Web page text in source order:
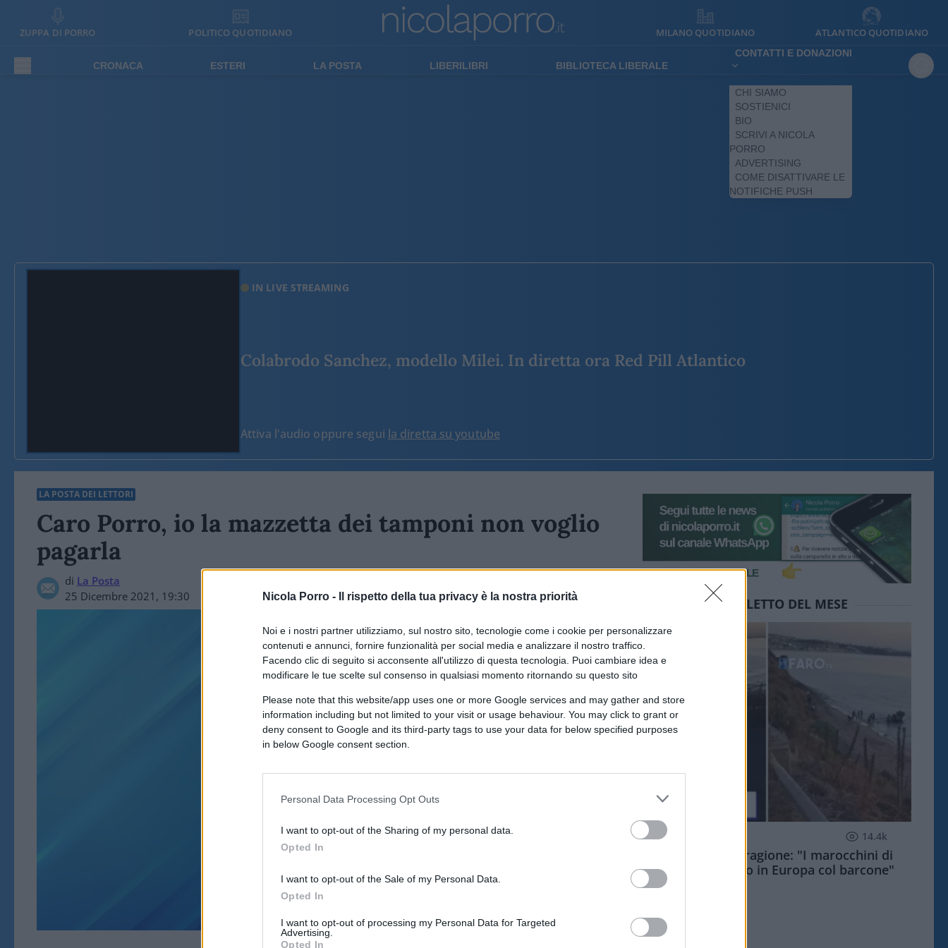
Nicola Porro - Il rispetto della tua privacy è la nostra priorità
Noi e i nostri partner utilizziamo, sul nostro sito, tecnologie come i cookie per personalizzare
contenuti e annunci, fornire funzionalità per social media e analizzare il nostro traffico.
Facendo clic di seguito si acconsente all'utilizzo di questa tecnologia. Puoi cambiare idea e
modificare le tue scelte sul consenso in qualsiasi momento ritornando su questo sito
Please note that this website/app uses one or more Google services and may gather and store
information including but not limited to your visit or usage behaviour. You may click to grant or
deny consent to Google and its third-party tags to use your data for below specified purposes
in below Google consent section.
Personal Data Processing Opt Outs
I want to opt-out of the Sharing of my personal data.
Opted In
I want to opt-out of the Sale of my Personal Data.
Opted In
I want to opt-out of processing my Personal Data for Targeted
Advertising.
Opted In
ZUPPA DI PORRO POLITICO QUOTIDIANO MILANO QUOTIDIANO ATLANTICO QUOTIDIANO
CRONACA ESTERI LA POSTA LIBERILIBRI BIBLIOTECA LIBERALE
CONTATTI E DONAZIONI
CHI SIAMO
SOSTIENICI
BIO
SCRIVI A NICOLA
PORRO
ADVERTISING
COME DISATTIVARE LE
NOTIFICHE PUSH
IN LIVE STREAMING
Colabrodo Sanchez, modello Milei. In diretta ora Red Pill Atlantico
Attiva l'audio oppure segui la diretta su youtube
LA POSTA DEI LETTORI
Caro Porro, io la mazzetta dei tamponi non voglio
pagarla
di La Posta
25 Dicembre 2021, 19:30
63.7kVisualizzazioni 311 commenti
LA POSTA DEI LETTORI
IL PIÙ LETTO DEL MESE
ESTERI 14.4k
Meloni aveva ragione: "I marocchini di
Ceuta sbarcano in Europa col barcone"